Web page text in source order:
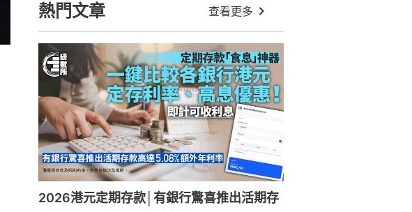
熱門文章 查看更多
2026港元定期存款│有銀行驚喜推出活期存